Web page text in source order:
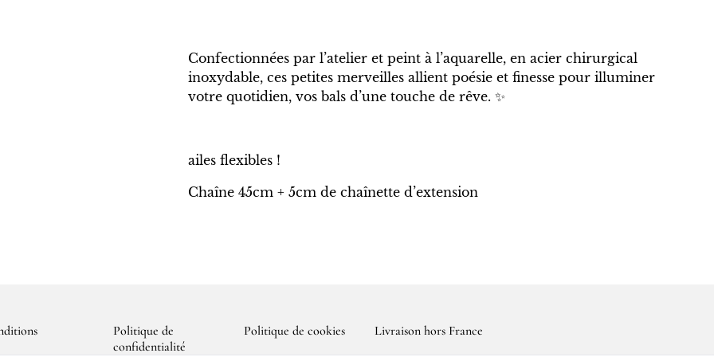
Confectionnées par l’atelier et peint à l’aquarelle, en acier chirurgical
inoxydable, ces petites merveilles allient poésie et finesse pour illuminer
votre quotidien, vos bals d’une touche de rêve. ✨
ailes flexibles !
Chaîne 45cm + 5cm de chaînette d’extension
Politique de
confidentialité
Politique de cookies Livraison hors France